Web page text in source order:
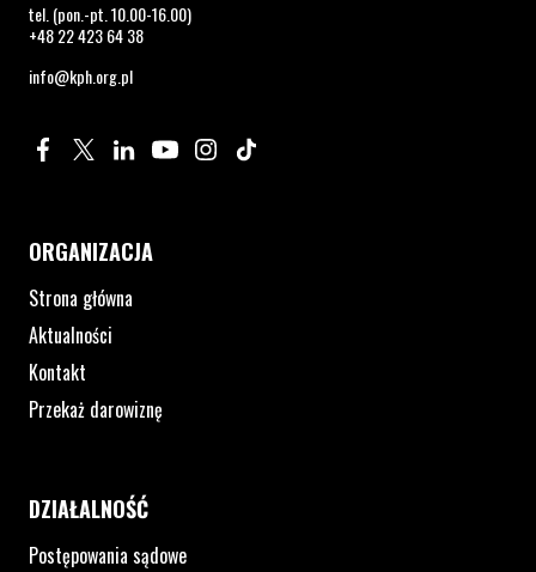
tel. (pon.-pt. 10.00-16.00)
+48 22 423 64 38
info@kph.org.pl
Profil na Facebook. Strona otwiera się w nowym oknie.
Profil na Twitter. Strona otwiera się w nowym oknie.
Profil na LinkedIn. Strona otwiera się w nowym oknie.
Profil na YouTube. Strona otwiera się w nowym
Profil na Instagram. Strona otwiera się
ORGANIZACJA
Strona główna
Aktualności
Kontakt
Przekaż darowiznę
DZIAŁALNOŚĆ
Postępowania sądowe